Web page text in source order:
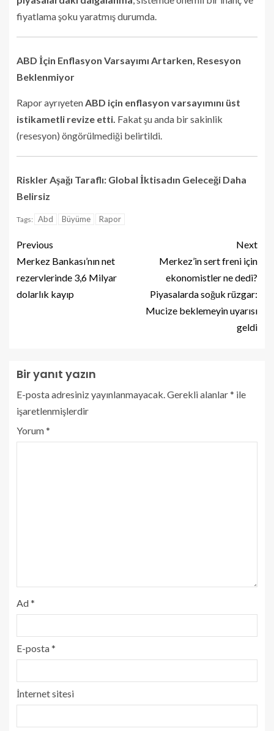
fiyatlama şoku yaratmış durumda.
ABD İçin Enflasyon Varsayımı Artarken, Resesyon
Beklenmiyor
Rapor ayrıyetenABD için enflasyon varsayımını üst
istikametli revize etti. Fakat şu anda bir sakinlik
(resesyon) öngörülmediği belirtildi.
Riskler Aşağı Taraflı: Global İktisadın Geleceği Daha
Belirsiz
Tags: Abd Büyüme Rapor
Previous
Merkez Bankası’nın net
rezervlerinde 3,6 Milyar
dolarlık kayıp
Next
Merkez’in sert freni için
ekonomistler ne dedi?
Piyasalarda soğuk rüzgar:
Mucize beklemeyin uyarısı
geldi
Bir yanıt yazın
E-posta adresiniz yayınlanmayacak.Gerekli alanlar* ile
işaretlenmişlerdir
Yorum*
Ad*
E-posta*
İnternet sitesi